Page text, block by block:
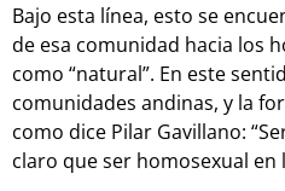
Bajo esta línea, esto se
de esa comunidad hacia los
como “natural”. En este
comunidades andinas, y la
como dice Pilar Gavillano:
claro que ser homosexual